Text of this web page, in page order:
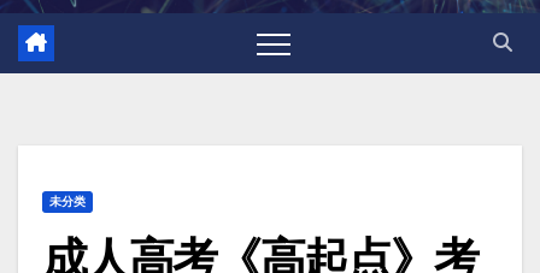
未分类
成人高考《高起点》考